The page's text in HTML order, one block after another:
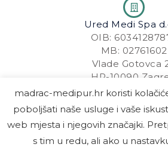
Ured Medi Spa
OIB:
MB: 02761602
Vlade Gotovca
HR-10090
+385 92 356
madrac-medipur.hr koristi
poboljšati naše usluge i vaše
web mjesta i njegovih značajki.
s tim u redu, ali ako u